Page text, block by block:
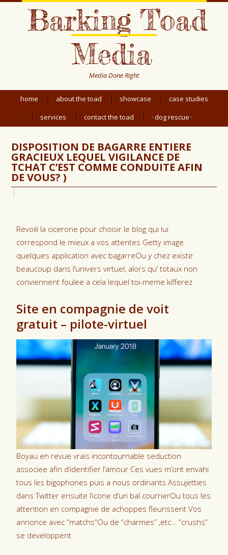
Barking Toad
Media
Media Done Right
home about the toad showcase
case studies
services
contact the toad · dog rescue ·
DISPOSITION DE BAGARRE ENTIERE
GRACIEUX LEQUEL VIGILANCE DE
TCHAT C’EST COMME CONDUITE AFIN
DE VOUS? )
Revoili la cicerone pour choisir le blog qui lui
correspond le mieux a vos attentes Getty image
quelques application avec bagarreOu y chez existe
beaucoup dans l’univers virtuel, alors qu’ totaux non
conviennent foulee a cela lequel toi-meme kifferez
Site en compagnie de voit
gratuit – pilote-virtuel
Boyau en revue vrais incontournable seduction
associee afin d’identifier l’amour Ces vues m’ont envahi
tous les bigophones puis a nous ordinants Assujetties
dans Twitter ensuite l’icone d’un bal courrierOu tous les
attention en compagnie de achoppes fleurissent Vos
annonce avec “matchs”Ou de “charmes” ,etc… “crushs”
se developpent